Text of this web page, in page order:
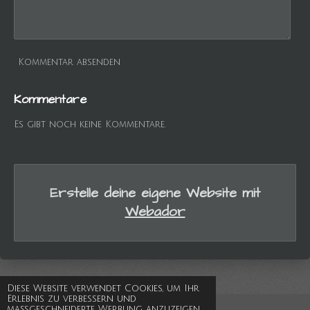
Diese Website verwendet Cookies, um Ihr
Erlebnis zu verbessern und
Kommentar absenden
Kommentare
Es gibt noch keine Kommentare.
Erstelle deine eigene Website mit
Webador